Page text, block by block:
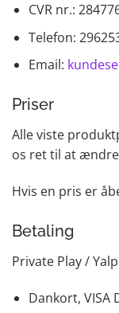
CVR nr.:
Telefon:
Email:
Priser
Alle viste
os ret til at
Hvis en pris er
Betaling
Private Play /
Dankort, VISA